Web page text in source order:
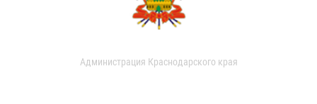
Администрация Краснодарского края